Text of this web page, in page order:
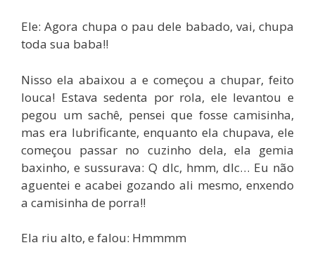
Ele: Agora chupa o pau dele babado, vai, chupa
toda sua baba!!
Nisso ela abaixou a e começou a chupar, feito
louca! Estava sedenta por rola, ele levantou e
pegou um sachê, pensei que fosse camisinha,
mas era lubrificante, enquanto ela chupava, ele
começou passar no cuzinho dela, ela gemia
baxinho, e sussurava: Q dlc, hmm, dlc… Eu não
aguentei e acabei gozando ali mesmo, enxendo
a camisinha de porra!!
Ela riu alto, e falou: Hmmmm